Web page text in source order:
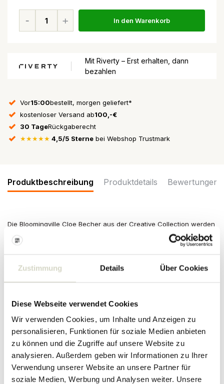
Zustimmung Details Über Cookies
Diese Webseite verwendet Cookies
Wir verwenden Cookies, um Inhalte und Anzeigen zu
personalisieren, Funktionen für soziale Medien anbieten
zu können und die Zugriffe auf unsere Website zu
analysieren. Außerdem geben wir Informationen zu Ihrer
Verwendung unserer Website an unsere Partner für
soziale Medien, Werbung und Analysen weiter. Unsere
In den Warenkorb
Mit Riverty – Erst erhalten, dann
bezahlen
Vor15:00bestellt, morgen geliefert*
kostenloser Versand ab100,-€
30 TageRückgaberecht
★★★★★ 4,5/5 Sterne bei Webshop Trustmark
Produktbeschreibung Produktdetails Bewertungen
Die Bloomingville Cloe Becher aus der Creative Collection werden
im 3er-Set geliefert. Hergestellt aus Steingut in verschiedenen
Farbtönen. Die runden Formen und das ruhige Farbspiel sorgen
Maße: Durchmesser 9,5 x Höhe 10cm
Sonstiges: Spülmaschinenfest. Nicht für Mikrowelle und Backofen
geeignet. Abweichungen pro Artikel sind möglich.
PRODUKTDETAILS
Artikelnummer 82072530